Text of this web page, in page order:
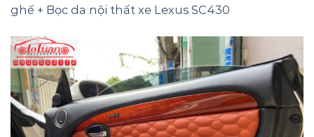
ghế + Bọc da nội thất xe Lexus SC430